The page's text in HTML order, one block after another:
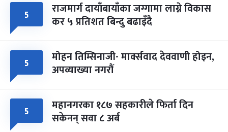
५ राजमार्ग दायाँबायाँका जग्गामा लाग्ने विकास
कर ५ प्रतिशत बिन्दु बढाइँदै
५ मोहन तिम्सिनाजी- मार्क्सवाद देववाणी होइन,
अपव्याख्या नगरौं
५ महानगरका १८७ सहकारीले फिर्ता दिन
सकेनन् सवा ८ अर्ब